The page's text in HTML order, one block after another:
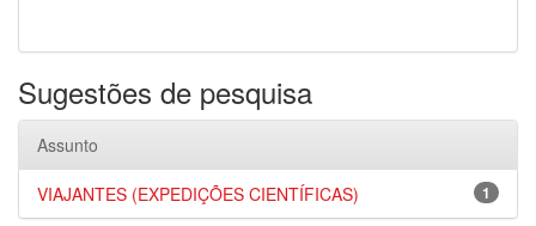
Sugestões de pesquisa
Assunto
1
VIAJANTES (EXPEDIÇÕES CIENTÍFICAS)